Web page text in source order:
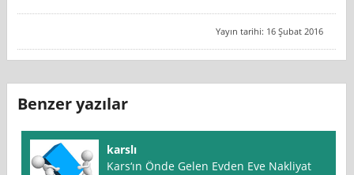
Yayın tarihi: 16 Şubat 2016
Benzer yazılar
karslı
Kars‘ın Önde Gelen Evden Eve Nakliyat